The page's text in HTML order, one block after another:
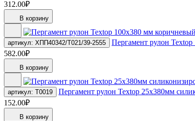
312.00₽
В корзину
артикул: ХПП40342/Т021/39-2555 Пергамент рулон
582.00₽
В корзину
артикул: Т0019 Пергамент рулон Textop 25х380мм
152.00₽
В корзину